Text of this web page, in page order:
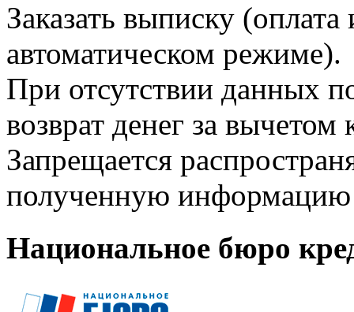
Заказать выписку
автоматическом режиме).
При отсутствии данных
возврат денег за
Запрещается
полученную информацию
Национальное бюро